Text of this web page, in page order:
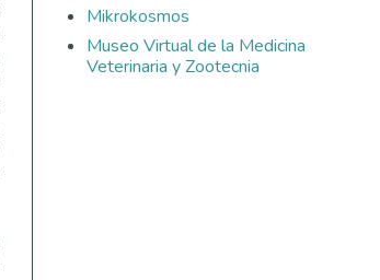
Mikrokosmos
Museo Virtual de la Medicina
Veterinaria y Zootecnia